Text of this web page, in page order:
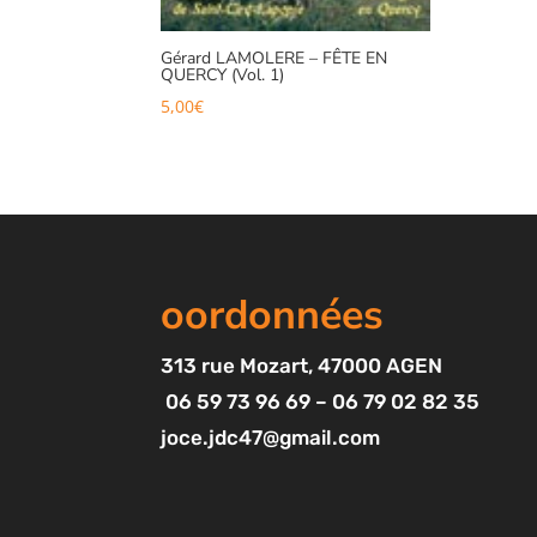
Gérard LAMOLERE – FÊTE EN
QUERCY (Vol. 1)
5,00€
oordonnées
313 rue Mozart, 47000 AGEN
06 59 73 96 69 – 06 79 02 82 35
joce.jdc47@gmail.com